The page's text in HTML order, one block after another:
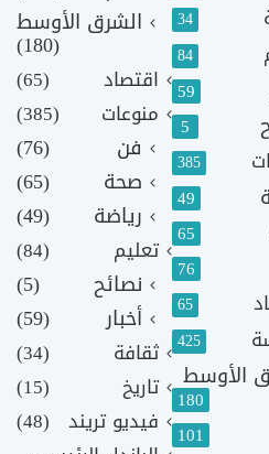
34
84
59
5
385
49
65
76
65
425
الأوسط
180
101
الشرق الأوسط
(180)
اقتصاد
(65)
منوعات
(385)
فن
(76)
صحة
(65)
رياضة
(49)
تعليم (84)
نصائح
(5)
أخبار
(59)
ثقافة
(34)
تاريخ
(15)
فيديو تريند (48)